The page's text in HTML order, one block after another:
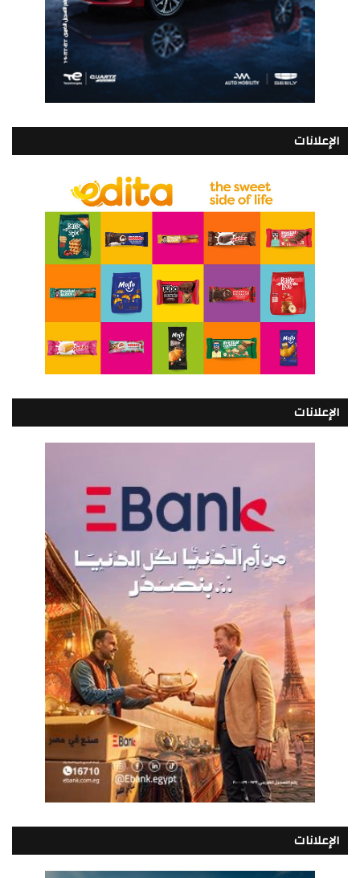
الإعلانات
الإعلانات
الإعلانات